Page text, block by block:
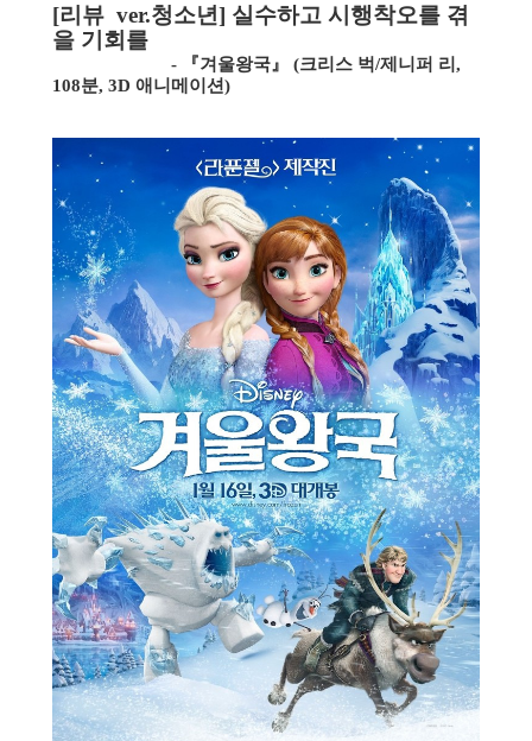
[리뷰 ver.청소년] 실수하고 시행착오를 겪
을 기회를
- 『겨울왕국』 (크리스 벅/제니퍼 리,
108분, 3D 애니메이션)